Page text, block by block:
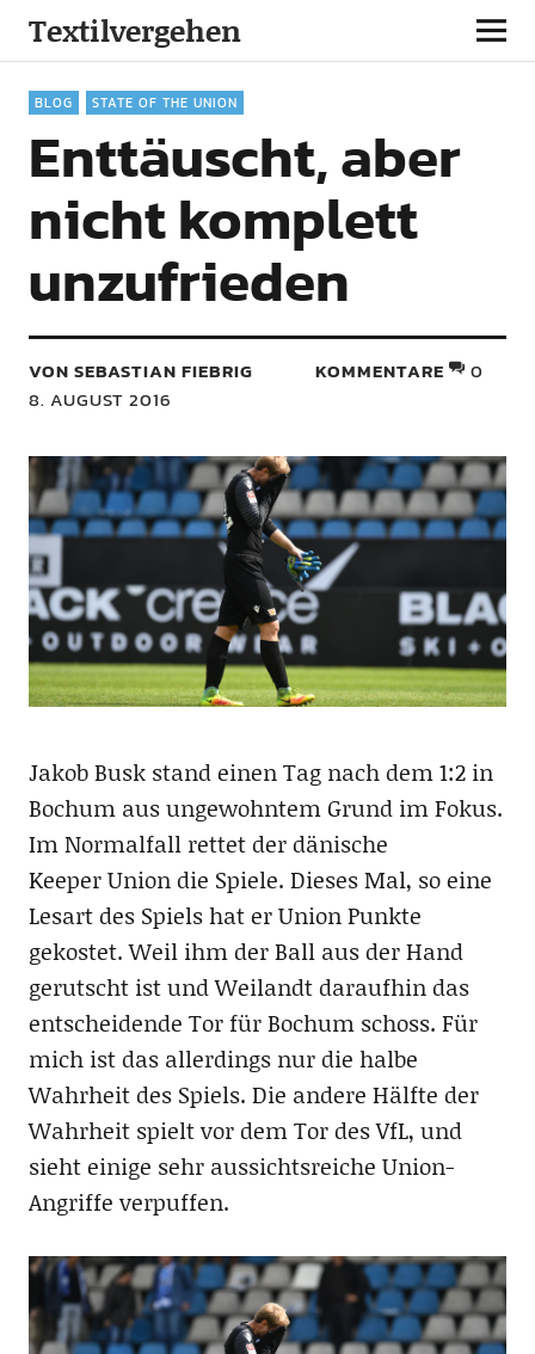
Textilvergehen
BLOG STATE OF THE UNION
Enttäuscht, aber
nicht komplett
unzufrieden
VON SEBASTIAN FIEBRIG
8. AUGUST 2016
KOMMENTARE 0
Jakob Busk stand einen Tag nach dem 1:2 in
Bochum aus ungewohntem Grund im Fokus.
Im Normalfall rettet der dänische
Keeper Union die Spiele. Dieses Mal, so eine
Lesart des Spiels hat er Union Punkte
gekostet. Weil ihm der Ball aus der Hand
gerutscht ist und Weilandt daraufhin das
entscheidende Tor für Bochum schoss. Für
mich ist das allerdings nur die halbe
Wahrheit des Spiels. Die andere Hälfte der
Wahrheit spielt vor dem Tor des VfL, und
sieht einige sehr aussichtsreiche Union-
Angriffe verpuffen.